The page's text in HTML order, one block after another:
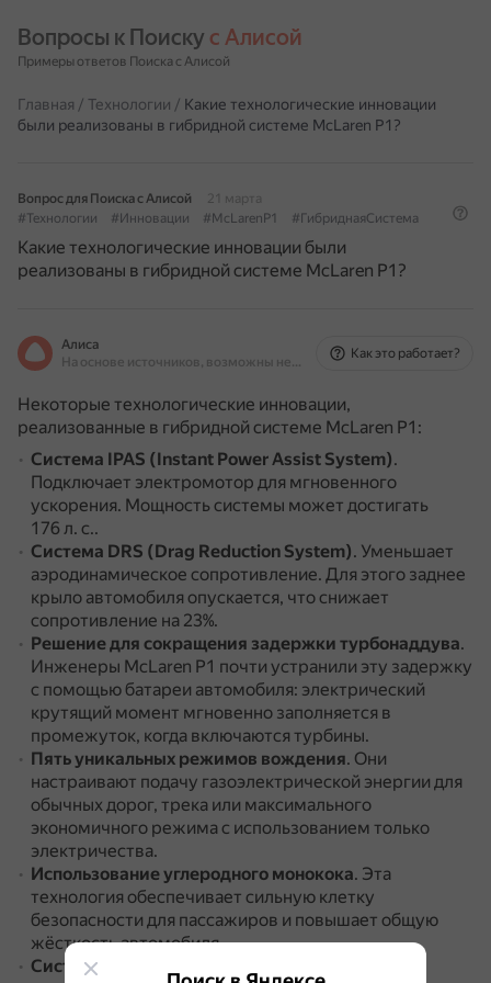
Вопросы к Поиску с Алисой
Примеры ответов Поиска с Алисой
Главная / Технологии / Какие технологические инновации
были реализованы в гибридной системе McLaren P1?
Вопрос для Поиска с Алисой
21 марта
#Технологии
#Инновации #McLarenP1 #ГибриднаяСистема
Какие технологические инновации были
реализованы в гибридной системе McLaren P1?
Алиса
На основе источников, возможны неточности
Как это работает?
Некоторые технологические инновации,
реализованные в гибридной системе McLaren P1:
Система IPAS (Instant Power Assist System).
Подключает электромотор для мгновенного
ускорения. Мощность системы может достигать
176 л. с..
Система DRS (Drag Reduction System). Уменьшает
аэродинамическое сопротивление. Для этого заднее
крыло автомобиля опускается, что снижает
сопротивление на 23%.
Решение для сокращения задержки турбонаддува.
Инженеры McLaren P1 почти устранили эту задержку
с помощью батареи автомобиля: электрический
крутящий момент мгновенно заполняется в
промежуток, когда включаются турбины.
Пять уникальных режимов вождения. Они
настраивают подачу газоэлектрической энергии для
обычных дорог, трека или максимального
экономичного режима с использованием только
электричества.
Использование углеродного монокока. Эта
технология обеспечивает сильную клетку
безопасности для пассажиров и повышает общую
жёсткость автомобиля.
Система сбора энергии при торможении